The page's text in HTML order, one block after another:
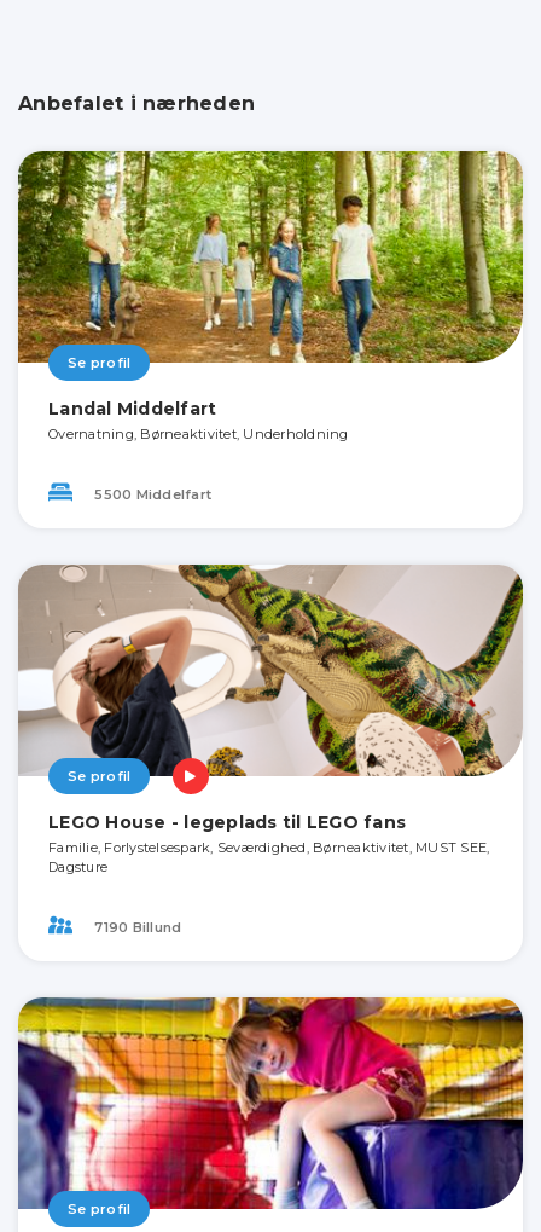
Anbefalet i nærheden
Se profil
Landal Middelfart
Overnatning, Børneaktivitet, Underholdning
5500 Middelfart
Se profil
LEGO House - legeplads til LEGO fans
Familie, Forlystelsespark, Seværdighed, Børneaktivitet, MUST SEE,
Dagsture
7190 Billund
Se profil